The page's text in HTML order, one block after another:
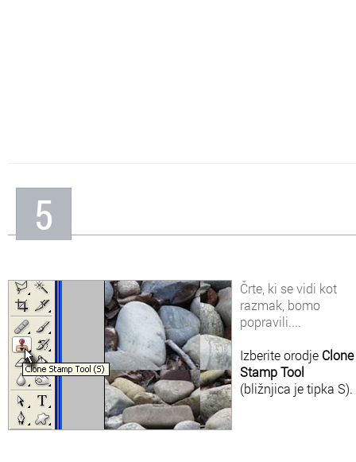
5
Črte, ki se vidi kot
razmak, bomo
popravili....
Izberite orodje Clone
Stamp Tool
(bližnjica je tipka S).